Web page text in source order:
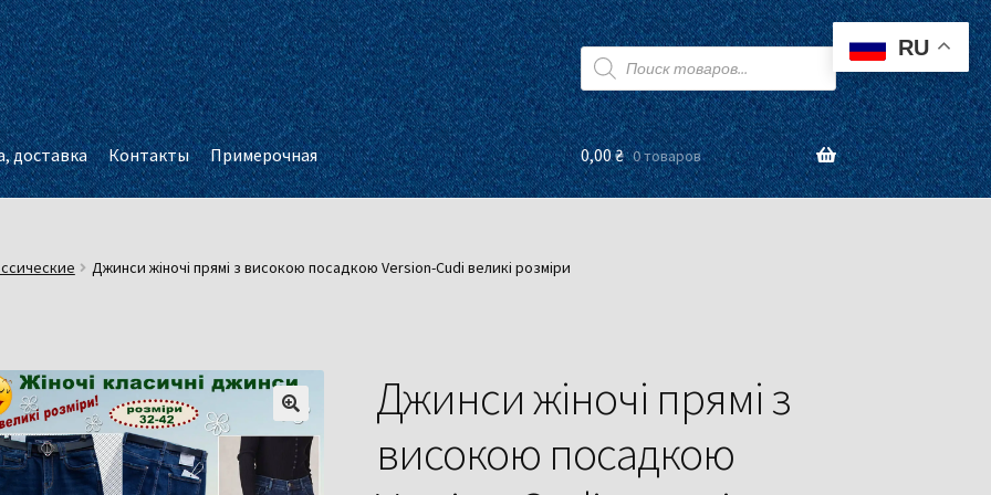
Поиск
товаров
доставка Контакты Примерочная 0,00₴ 0 товаров
Джинси жіночі прямі з високою посадкою Version-Cudi великі розміри
Джинси жіночі прямі з
високою посадкою
RU